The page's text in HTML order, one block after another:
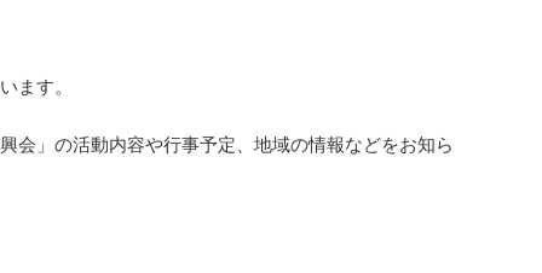
ます。
会」の活動内容や行事予定、地域の情報などをお知ら